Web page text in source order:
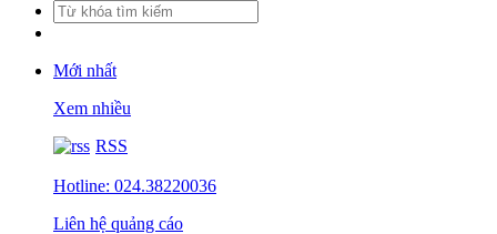
Mới nhất
Xem nhiều
RSS
Hotline: 024.38220036
Liên hệ quảng cáo